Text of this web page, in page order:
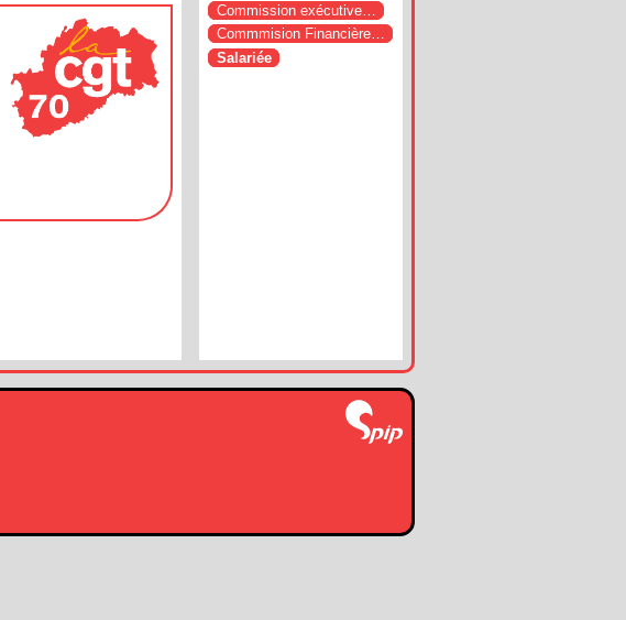
Commission exécutive…
Commmision Financière…
Salariée